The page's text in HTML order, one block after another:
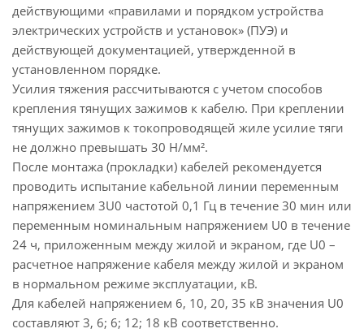
действующими «правилами и порядком устройства
электрических устройств и установок» (ПУЭ) и
действующей документацией, утвержденной в
установленном порядке.
Усилия тяжения рассчитываются с учетом способов
крепления тянущих зажимов к кабелю. При креплении
тянущих зажимов к токопроводящей жиле усилие тяги
не должно превышать 30 Н/мм².
После монтажа (прокладки) кабелей рекомендуется
проводить испытание кабельной линии переменным
напряжением 3U0 частотой 0,1 Гц в течение 30 мин или
переменным номинальным напряжением U0 в течение
24 ч, приложенным между жилой и экраном, где U0 –
расчетное напряжение кабеля между жилой и экраном
в нормальном режиме эксплуатации, кВ.
Для кабелей напряжением 6, 10, 20, 35 кВ значения U0
составляют 3, 6; 6; 12; 18 кВ соответственно.